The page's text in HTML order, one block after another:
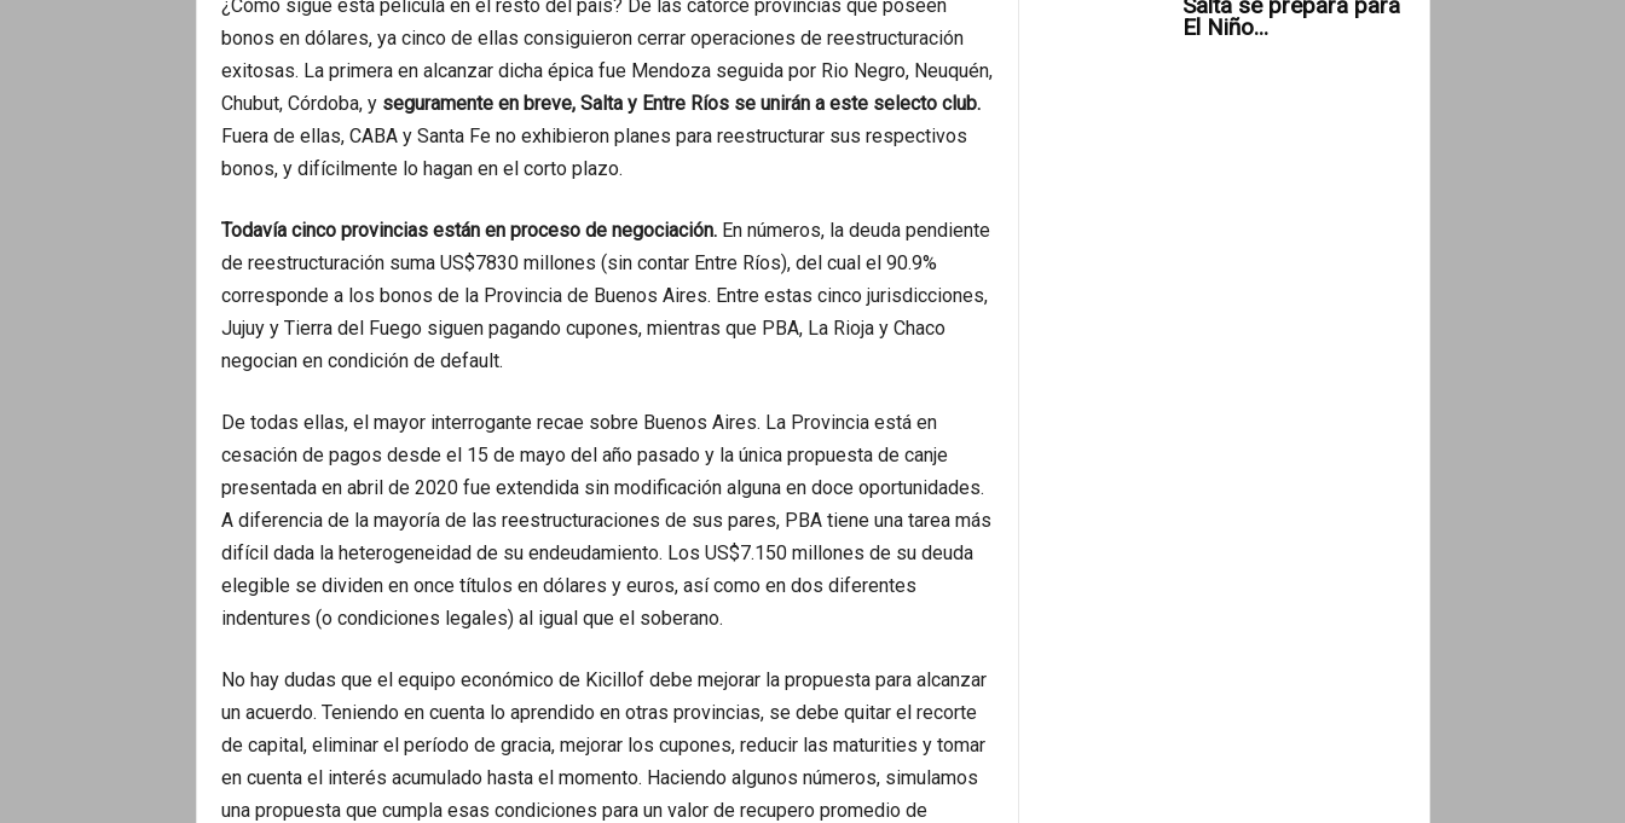
¿Cómo sigue esta película en el resto del país? De las catorce provincias que poseen
bonos en dólares, ya cinco de ellas consiguieron cerrar operaciones de reestructuración
exitosas. La primera en alcanzar dicha épica fue Mendoza seguida por Rio Negro, Neuquén,
Chubut, Córdoba, y seguramente en breve, Salta y Entre Ríos se unirán a este selecto club.
Fuera de ellas, CABA y Santa Fe no exhibieron planes para reestructurar sus respectivos
bonos, y difícilmente lo hagan en el corto plazo.
Todavía cinco provincias están en proceso de negociación.En números, la deuda pendiente
de reestructuración suma US$7830 millones (sin contar Entre Ríos), del cual el 90.9%
corresponde a los bonos de la Provincia de Buenos Aires. Entre estas cinco jurisdicciones,
Jujuy y Tierra del Fuego siguen pagando cupones, mientras que PBA, La Rioja y Chaco
negocian en condición de default.
De todas ellas, el mayor interrogante recae sobre Buenos Aires. La Provincia está en
cesación de pagos desde el 15 de mayo del año pasado y la única propuesta de canje
presentada en abril de 2020 fue extendida sin modificación alguna en doce oportunidades.
A diferencia de la mayoría de las reestructuraciones de sus pares, PBA tiene una tarea más
difícil dada la heterogeneidad de su endeudamiento. Los US$7.150 millones de su deuda
elegible se dividen en once títulos en dólares y euros, así como en dos diferentes
indentures (o condiciones legales) al igual que el soberano.
No hay dudas que el equipo económico de Kicillof debe mejorar la propuesta para alcanzar
un acuerdo. Teniendo en cuenta lo aprendido en otras provincias, se debe quitar el recorte
de capital, eliminar el período de gracia, mejorar los cupones, reducir las maturities y tomar
en cuenta el interés acumulado hasta el momento. Haciendo algunos números, simulamos
una propuesta que cumpla esas condiciones para un valor de recupero promedio de
El Niño...